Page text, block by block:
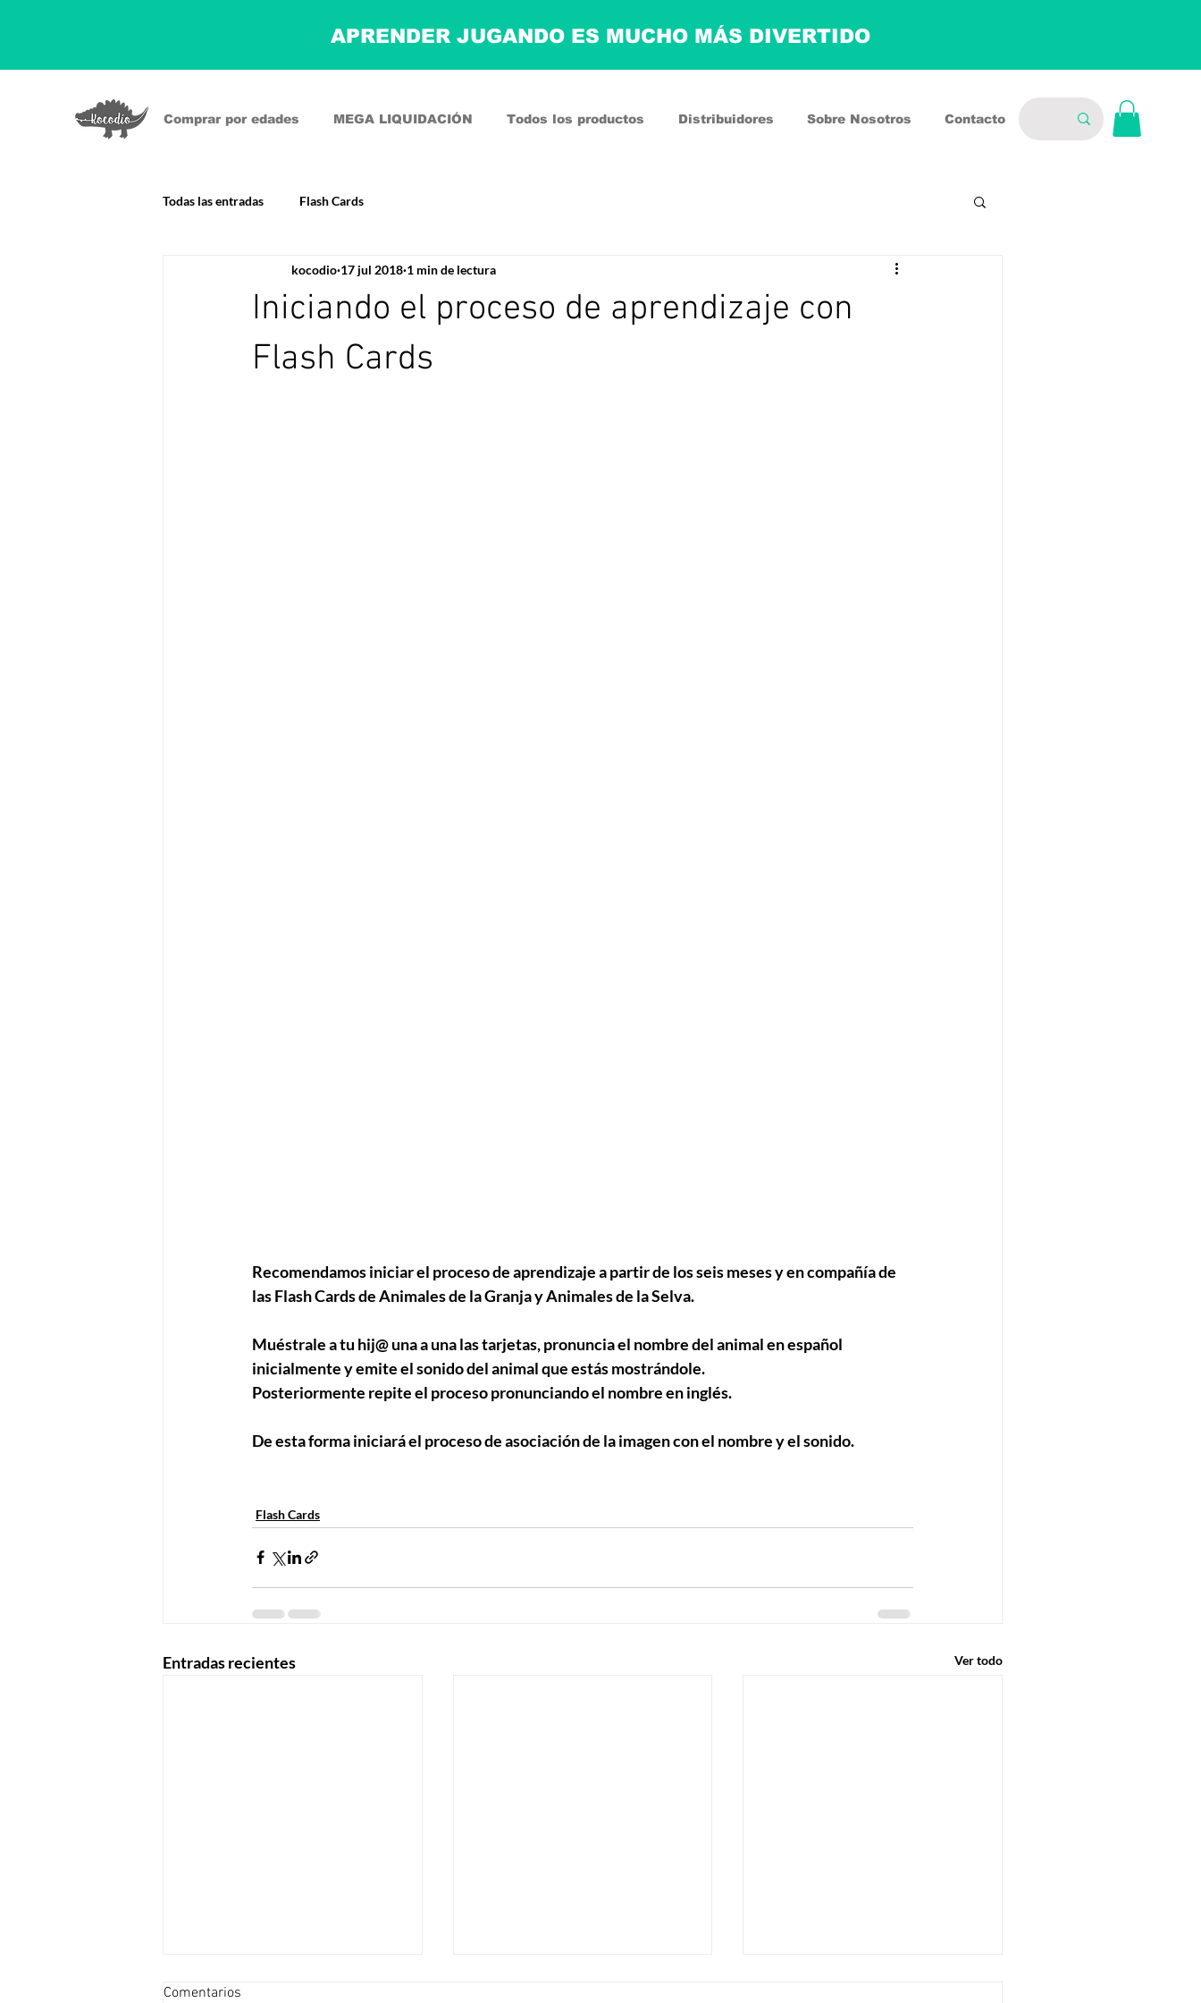
APRENDER JUGANDO ES MUCHO MÁS DIVERTIDO
Comprar por edades MEGA LIQUIDACIÓN Todos los productos Distribuidores Sobre Nosotros Contacto
Todas las entradas Flash Cards
Iniciando el proceso de aprendizaje con
Flash Cards
kocodio 17 jul 2018 1 min de lectura
Recomendamos iniciar el proceso de aprendizaje a partir de los seis meses y en compañía de
las Flash Cards de Animales de la Granja y Animales de la Selva.
Muéstrale a tu hij@ una a una las tarjetas, pronuncia el nombre del animal en español
inicialmente y emite el sonido del animal que estás mostrándole.
Posteriormente repite el proceso pronunciando el nombre en inglés.
De esta forma iniciará el proceso de asociación de la imagen con el nombre y el sonido.
Flash Cards
Entradas recientes Ver todo
Comentarios